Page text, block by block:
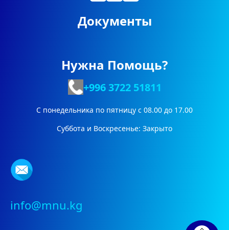
Документы
Нужна Помощь?
+996 372251811
С понедельника по пятницу с 08.00 до 17.00
Суббота и Воскресенье: Закрыто
info@mnu.kg